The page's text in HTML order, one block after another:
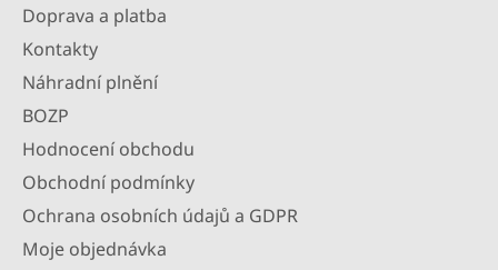
Doprava a platba
Kontakty
Náhradní plnění
BOZP
Hodnocení obchodu
Obchodní podmínky
Ochrana osobních údajů a GDPR
Moje objednávka